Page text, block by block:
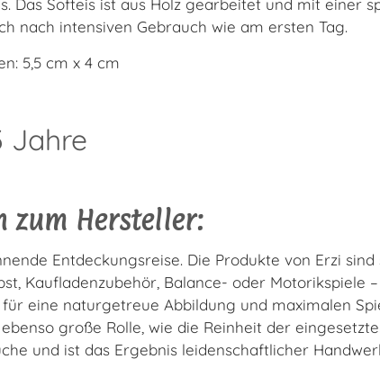
Das Softeis ist aus Holz gearbeitet und mit einer
nach intensiven Gebrauch wie am ersten Tag.
5,5 cm x 4 cm
Jahre
zum Hersteller:
Entdeckungsreise. Die Produkte von Erzi sind
Kaufladenzubehör, Balance- oder Motorikspiele
eine naturgetreue Abbildung und maximalen
große Rolle, wie die Reinheit der
und ist das Ergebnis leidenschaftlicher